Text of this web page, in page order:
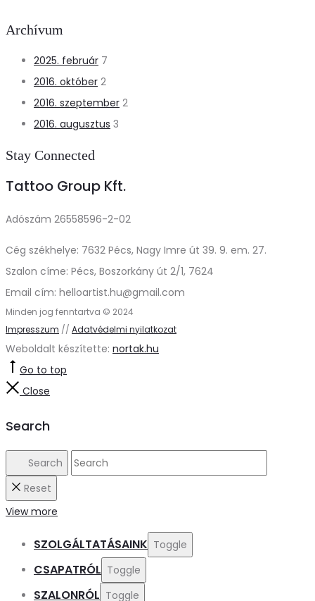
Archívum
2025. február 7
2016. október 2
2016. szeptember 2
2016. augusztus 3
Stay Connected
Tattoo Group Kft.
Adószám 26558596-2-02
Cég székhelye: 7632 Pécs, Nagy Imre út 39. 9. em. 27.
Szalon címe: Pécs, Boszorkány út 2/1, 7624
Email cím: helloartist.hu@gmail.com
Minden jog fenntartva © 2024
Impresszum // Adatvédelmi nyilatkozat
Weboldalt készítette: nortak.hu
Go to top
Close
Search
Search
Reset
View more
SZOLGÁLTATÁSAINK Toggle
CSAPATRÓL Toggle
SZALONRÓL Toggle